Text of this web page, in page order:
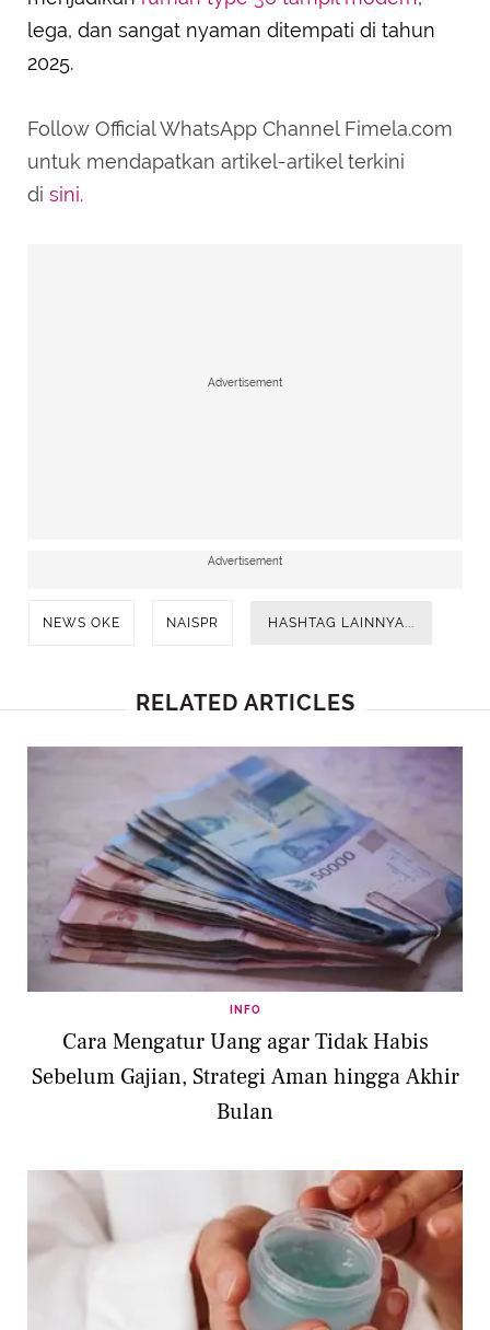
lega, dan sangat nyaman ditempati di tahun
2025.
Follow Official WhatsApp Channel Fimela.com
untuk mendapatkan artikel-artikel terkini
di sini.
Advertisement
Advertisement
NEWS OKE NAISPR HASHTAG LAINNYA...
RELATED ARTICLES
INFO
Cara Mengatur Uang agar Tidak Habis
Sebelum Gajian, Strategi Aman hingga Akhir
Bulan